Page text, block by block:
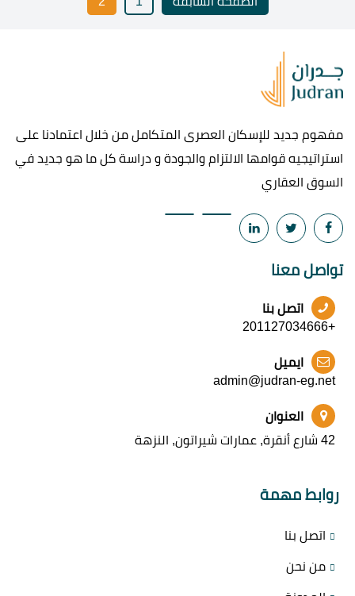
مفهوم جديد للإسكان العصرى المتكامل من خلال اعتمادنا على
استراتيجيه قوامها الالتزام والجودة و دراسة كل ما هو جديد في
السوق العقاري
تواصل معنا
اتصل بنا
+201127034666
ايميل
admin@judran-eg.net
العنوان
42 شارع أنقرة, عمارات شيراتون, النزهة
روابط مهمة
اتصل بنا
من نحن